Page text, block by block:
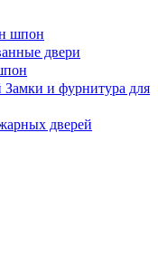
шпон
двери
Замки и фурнитура для
дверей